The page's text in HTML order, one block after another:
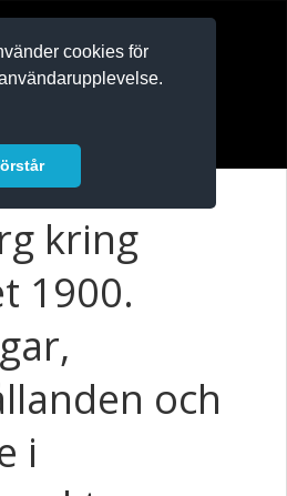
cookies för
kring
1900.
och
i